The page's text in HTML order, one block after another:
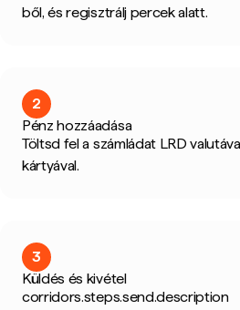
ből, és regisztrálj percek alatt.
2
Pénz hozzáadása
Töltsd fel a számládat LRD
kártyával.
3
Küldés és kivétel
corridors.steps.send.description